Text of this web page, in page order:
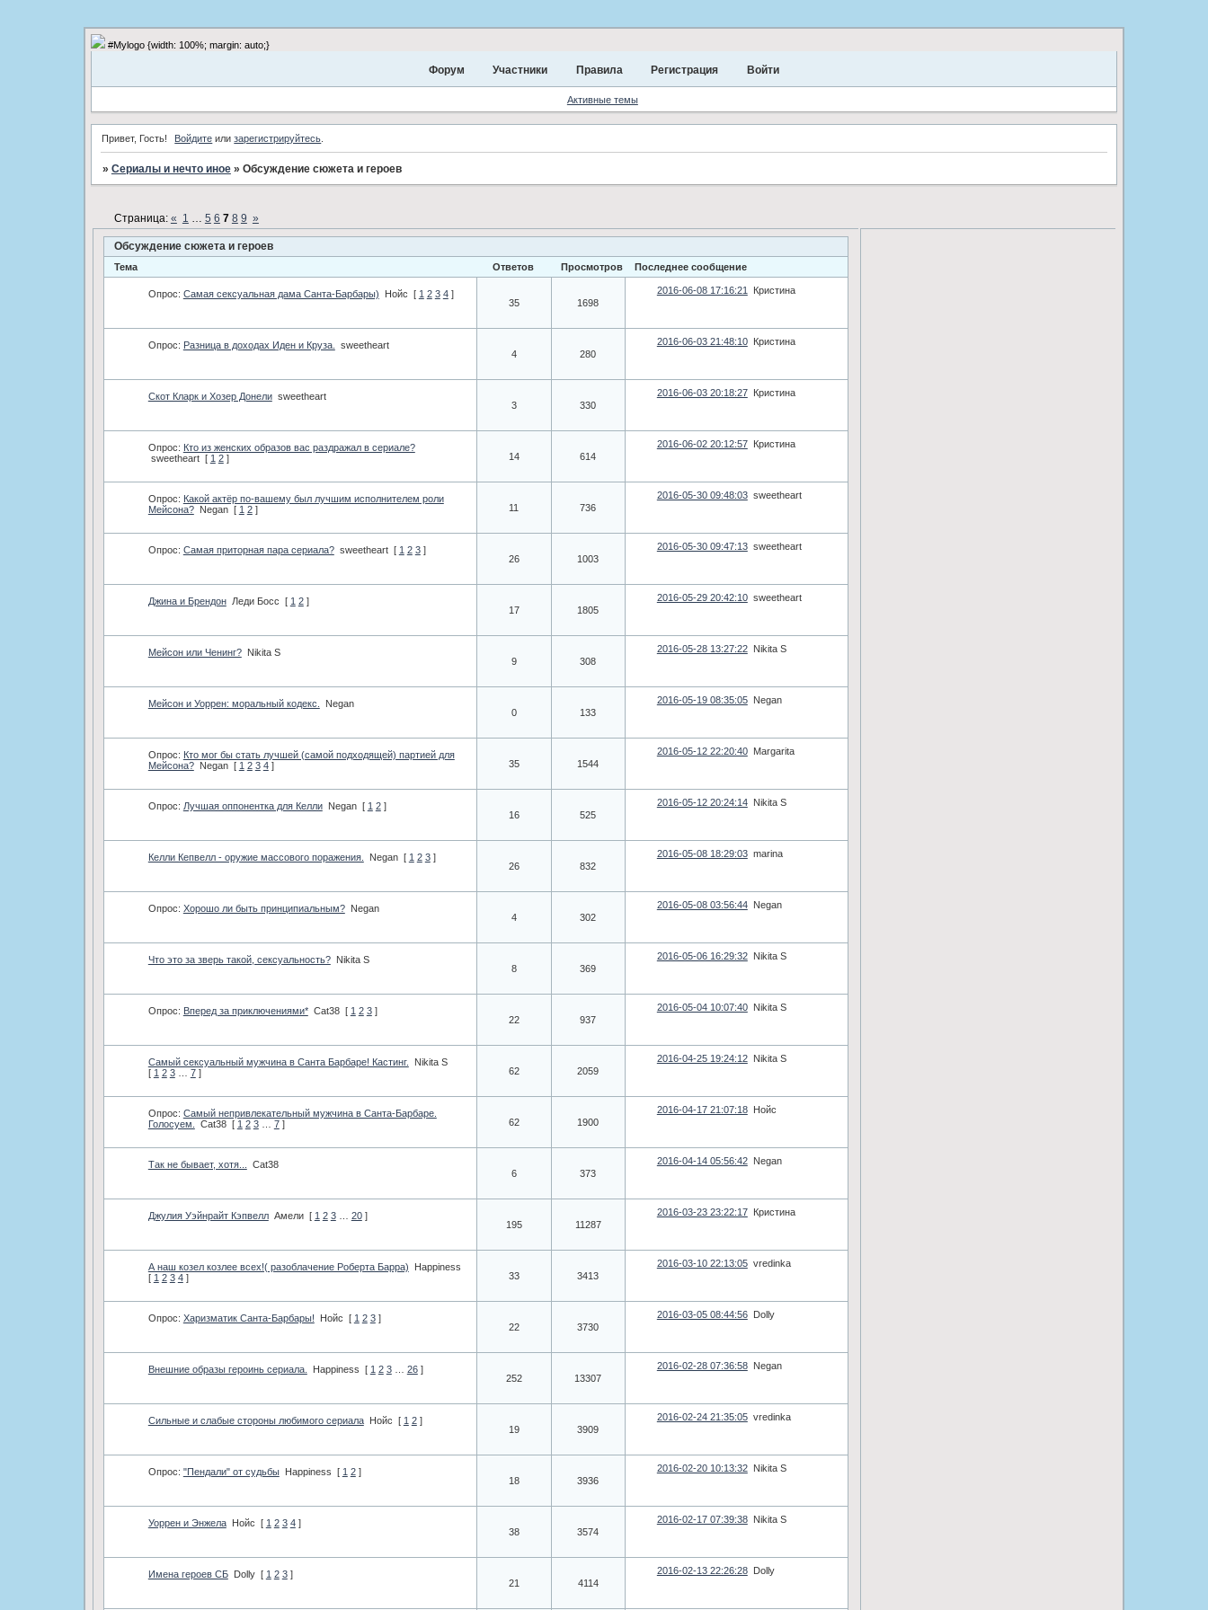
#Mylogo {width: 100%; margin: auto;}
Форум Участники Правила Регистрация Войти
Активные темы
Привет, Гость! Войдите илизарегистрируйтесь
» Сериалы и нечто иное » Обсуждение сюжета и героев
Обсуждение сюжета и героев
Страница: « 1 … 5 6 7 8 9 »
Тема Ответов Просмотров Последнее сообщение
Опрос: Самая сексуальная дама Санта-Барбары) Нойс [ 1 2 3 4 ]
35
1698
2016-06-08 17:16:21 Кристина
Опрос: Разница в доходах Иден и Круза.
sweetheart
4
280
2016-06-03 21:48:10 Кристина
Скот Кларк и Хозер Донели sweetheart
3
330
2016-06-03 20:18:27 Кристина
Опрос: ­Кто из женских образов вас раздражал в сериале?
sweetheart [ 1 2 ] 14 614
2016-06-02 20:12:57 Кристина
Опрос: ­Какой актёр по-вашему был лучшим исполнителем роли
Мейсона?
Negan [ 1 2 ] 11 736
2016-05-30 09:48:03 sweetheart
Опрос: Самая приторная пара сериала? sweetheart [ 1 2 3 ]
26
1003
2016-05-30 09:47:13 sweetheart
Джина и Брендон Леди Босс [ 1 2 ]
17
1805
2016-05-29 20:42:10 sweetheart
Мейсон или Ченинг?
Nikita S
9
308
2016-05-28 13:27:22 Nikita S
Мейсон и Уоррен: моральный кодекс.
Negan
0
133
2016-05-19 08:35:05 Negan
Опрос: ­Кто мог бы стать лучшей (самой подходящей) партией для
Мейсона?
Negan [ 1 2 3 4 ] 35 1544
2016-05-12 22:20:40 Margarita
Опрос: ­Лучшая оппонентка для Келли Negan [ 1 2 ]
16
525
2016-05-12 20:24:14 Nikita S
Келли Кепвелл - оружие массового поражения. Negan [ 1 2 3 ]
26
832
2016-05-08 18:29:03 marina
Опрос: ­Хорошо ли быть принципиальным?
Negan
4
302
2016-05-08 03:56:44 Negan
Что это за зверь такой, сексуальность?
Nikita S
8
369
2016-05-06 16:29:32 Nikita S
Опрос: ­Вперед за приключениями* Cat38 [ 1 2 3 ]
22
937
2016-05-04 10:07:40 Nikita S
Самый сексуальный мужчина в Санта Барбаре! Кастинг.
Nikita S
[ 1 2 3 7 ] 62 2059
2016-04-25 19:24:12 Nikita S
Опрос: Самый непривлекательный мужчина в Санта-Барбаре.
Голосуем.
Cat38 [ 1 2 3 7 ] 62 1900
2016-04-17 21:07:18 Нойс
Так не бывает, хотя...
Cat38
6
373
2016-04-14 05:56:42 Negan
Джулия Уэйнрайт Кэпвелл Амели [ 1 2 3 20 ]
195
11287
2016-03-23 23:22:17 Кристина
А наш козел козлее всех!( разоблачение Роберта Барра)
Happiness
[ 1 2 3 4 ] 33 3413
2016-03-10 22:13:05 vredinka
Опрос: Харизматик Санта-Барбары! Нойс [ 1 2 3 ]
22
3730
2016-03-05 08:44:56 Dolly
Внешние образы героинь сериала. Happiness [ 1 2 3 26 ]
252
13307
2016-02-28 07:36:58 Negan
Сильные и слабые стороны любимого сериала Нойс [ 1 2 ]
19
3909
2016-02-24 21:35:05 vredinka
Опрос: "Пендали" от судьбы Happiness [ 1 2 ]
18
3936
2016-02-20 10:13:32 Nikita S
Уоррен и Энжела Нойс [ 1 2 3 4 ]
38
3574
2016-02-17 07:39:38 Nikita S
Имена героев СБ Dolly [ 1 2 3 ]
21
4114
2016-02-13 22:26:28 Dolly